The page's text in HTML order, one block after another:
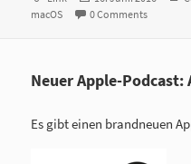
am
macOS
0 Comments
Neuer Apple-
Es gibt einen brandneuen